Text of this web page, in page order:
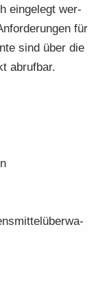
ein­ge­legt wer­
für
sind über die
ab­ruf­bar.